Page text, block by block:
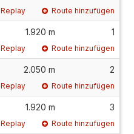
Replay Route hinzufügen
1.920 m 1
Replay Route hinzufügen
2.050 m 2
Replay Route hinzufügen
1.920 m 3
Replay Route hinzufügen